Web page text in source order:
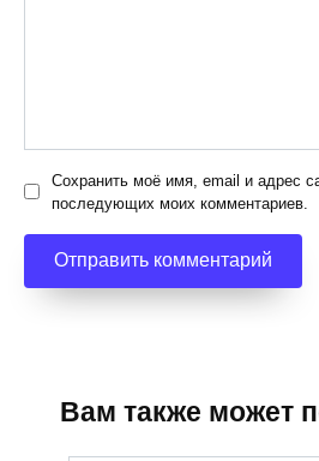
Сохранить моё имя, email и адрес
последующих моих комментариев.
Вам также может